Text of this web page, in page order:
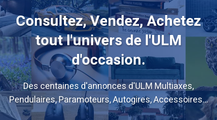
Consultez, Vendez, Achetez
tout l'univers de l'ULM
d'occasion.
Des centaines d'annonces d'ULM Multiaxes,
Pendulaires, Paramoteurs, Autogires, Accessoires...